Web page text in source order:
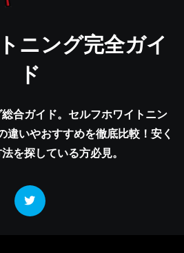
ニング完全ガイ
ド
合ガイド。セルフホワイトニン
違いやおすすめを徹底比較！安く
を探している方必見。